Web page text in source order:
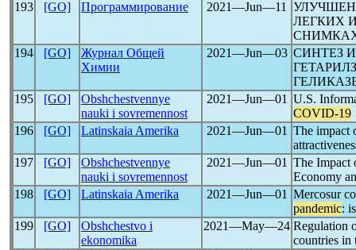
193 [GO] Программирование 2021―Jun―11
ЛЕГКИХ
194
[GO]
Журнал Общей
Химии
2021―Jun―03 СИНТЕЗ
195
[GO]
Obshchestvennye
nauki i sovremennost
2021―Jun―01 U.S.
COVID-19
196
[GO] Latinskaia Amerika 2021―Jun―01 The impact
197
[GO]
Obshchestvennye
nauki i sovremennost
2021―Jun―01 The Impact
Economy
198
[GO] Latinskaia Amerika 2021―Jun―01 Mercosur
pandemic:
199
[GO]
Obshchestvo i
ekonomika
2021―May―24 Regulation
countries in